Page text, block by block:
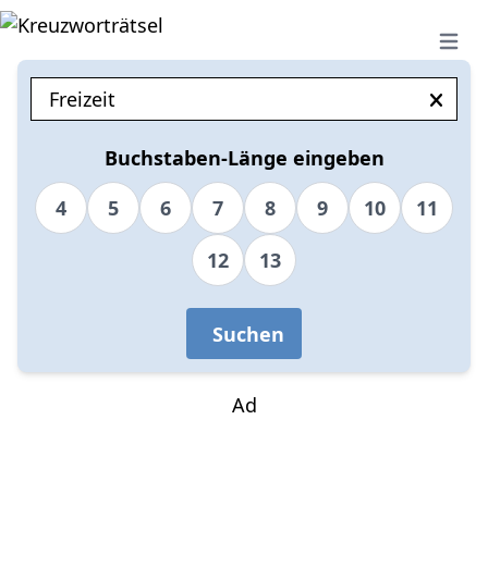
Open
Buchstaben-Länge eingeben
4
5 6 7 8 9 10
11
12
13
Suchen
Ad